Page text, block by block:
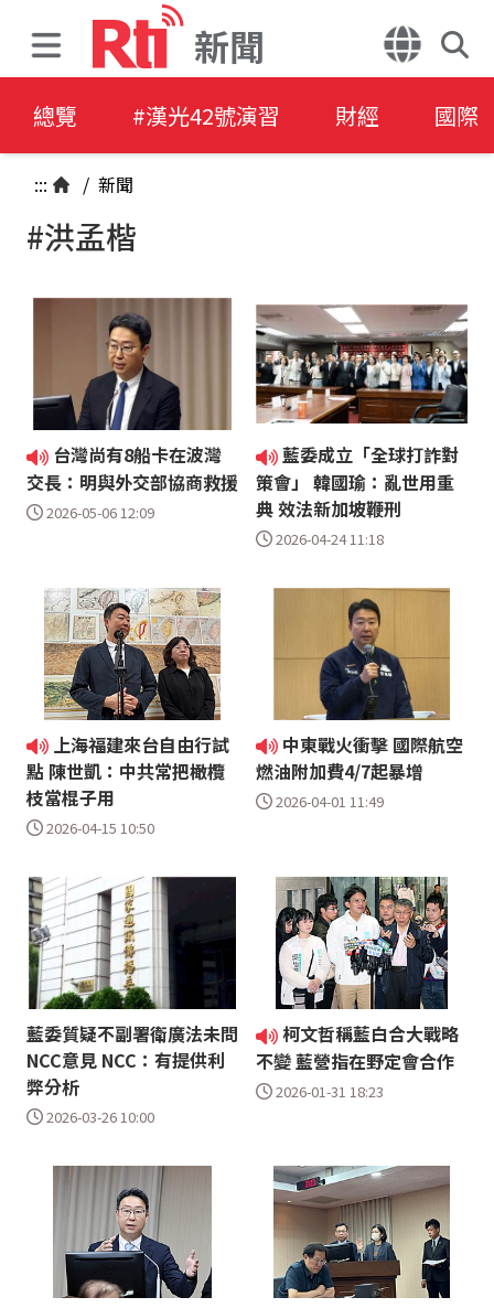
新聞
總覽 #漢光42號演習 財經 國際
::: / 新聞
#洪孟楷
台灣尚有8船卡在波灣
交長：明與外交部協商救援
2026-05-06 12:09
藍委成立「全球打詐對
策會」 韓國瑜：亂世用重
典 效法新加坡鞭刑
2026-04-24 11:18
上海福建來台自由行試
點 陳世凱：中共常把橄欖
枝當棍子用
2026-04-15 10:50
中東戰火衝擊 國際航空
燃油附加費4/7起暴增
2026-04-01 11:49
藍委質疑不副署衛廣法未問
NCC意見 NCC：有提供利
弊分析
2026-03-26 10:00
柯文哲稱藍白合大戰略
不變 藍營指在野定會合作
2026-01-31 18:23